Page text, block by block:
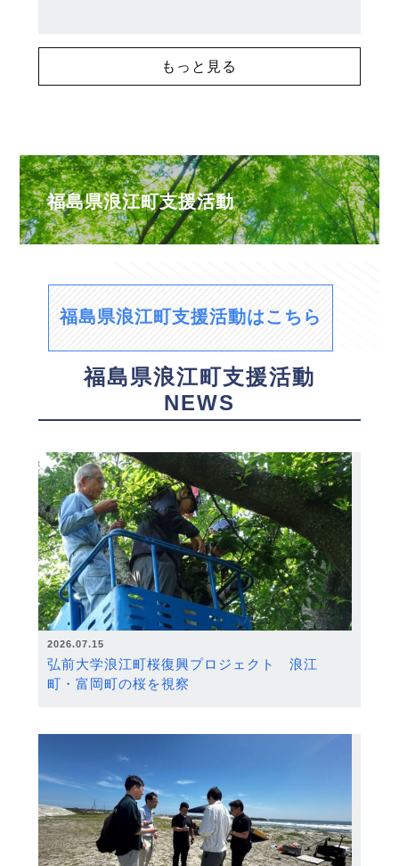
もっと見る
福島県浪江町支援活動
福島県浪江町支援活動はこちら
福島県浪江町支援活動
NEWS
2026.07.15
弘前大学浪江町桜復興プロジェクト 浪江
町・富岡町の桜を視察